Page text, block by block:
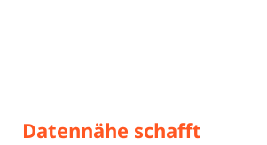
Datennähe schafft